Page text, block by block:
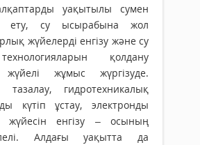
уақытылы сумен
ету, су ысырабына жол
жүйелерді енгізу және су
қолдану
жүйелі жұмыс жүргізуде.
тазалау, гидротехникалық
күтіп ұстау, электронды
жүйесін енгізу – осының
Алдағы уақытта да